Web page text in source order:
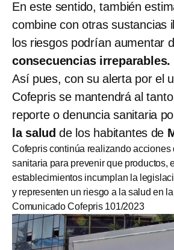
En este sentido, también
combine con otras sustancias
los riesgos podrían aumentar
consecuencias irreparables.
Así pues, con su alerta por el
Cofepris se mantendrá al
reporte o denuncia sanitaria
la saludde los habitantes de
Cofepris continúa realizando acciones
sanitaria para prevenir que productos,
establecimientos incumplan la
y representen un riesgo a la salud en
Comunicado Cofepris 101/2023